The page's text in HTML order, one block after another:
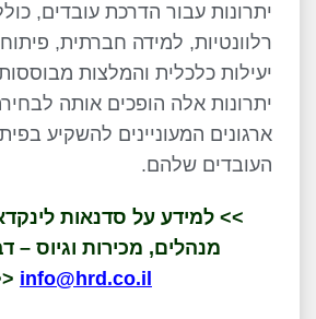
יתרונות עבור הדרכת עובדים,
רלוונטיות, למידה חברתית, פיתוח
יעילות כלכלית והמלצות
יתרונות אלה הופכים אותה
ארגונים המעוניינים להשקיע
העובדים שלהם.
>> למידע על סדנאות
מנהלים, מכירות וגיוס –
info@hrd.co.il